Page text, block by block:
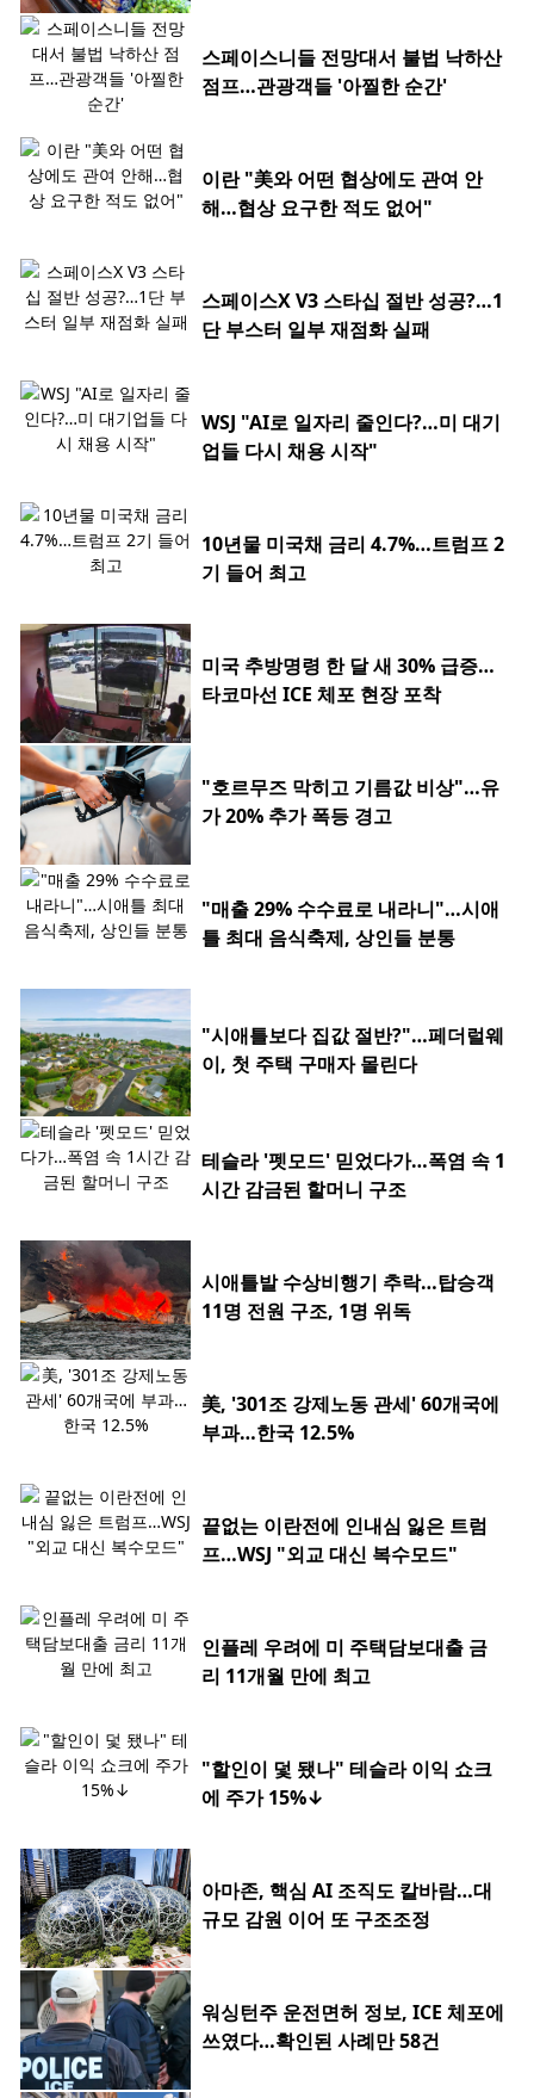
스페이스니들 전망대서 불법 낙하산
점프…관광객들 '아찔한 순간'
이란 "美와 어떤 협상에도 관여 안
해…협상 요구한 적도 없어"
스페이스X V3 스타십 절반 성공?…1
단 부스터 일부 재점화 실패
WSJ "AI로 일자리 줄인다?…미 대기
업들 다시 채용 시작"
10년물 미국채 금리 4.7%…트럼프 2
기 들어 최고
미국 추방명령 한 달 새 30% 급증…
타코마선 ICE 체포 현장 포착
"호르무즈 막히고 기름값 비상"…유
가 20% 추가 폭등 경고
"매출 29% 수수료로 내라니"…시애
틀 최대 음식축제, 상인들 분통
"시애틀보다 집값 절반?"…페더럴웨
이, 첫 주택 구매자 몰린다
테슬라 '펫모드' 믿었다가…폭염 속 1
시간 감금된 할머니 구조
시애틀발 수상비행기 추락…탑승객
11명 전원 구조, 1명 위독
美, '301조 강제노동 관세' 60개국에
부과…한국 12.5%
끝없는 이란전에 인내심 잃은 트럼
프…WSJ "외교 대신 복수모드"
인플레 우려에 미 주택담보대출 금
리 11개월 만에 최고
"할인이 덫 됐나" 테슬라 이익 쇼크
에 주가 15%↓
아마존, 핵심 AI 조직도 칼바람…대
규모 감원 이어 또 구조조정
워싱턴주 운전면허 정보, ICE 체포에
쓰였다…확인된 사례만 58건